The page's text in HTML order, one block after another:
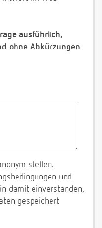
ausführlich,
ohne Abkürzungen
stellen.
und
damit einverstanden,
gespeichert